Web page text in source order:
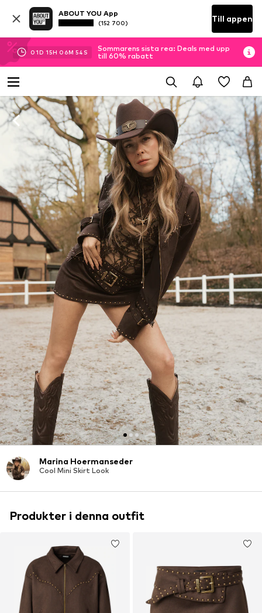
ABOUT YOU App
(152 700) Till appen
01D 15H 06M 53 S
Sommarens sista rea: Deals med upp
till 60% rabatt
Marina Hoermanseder
Cool Mini Skirt Look
Produkter i denna outfit